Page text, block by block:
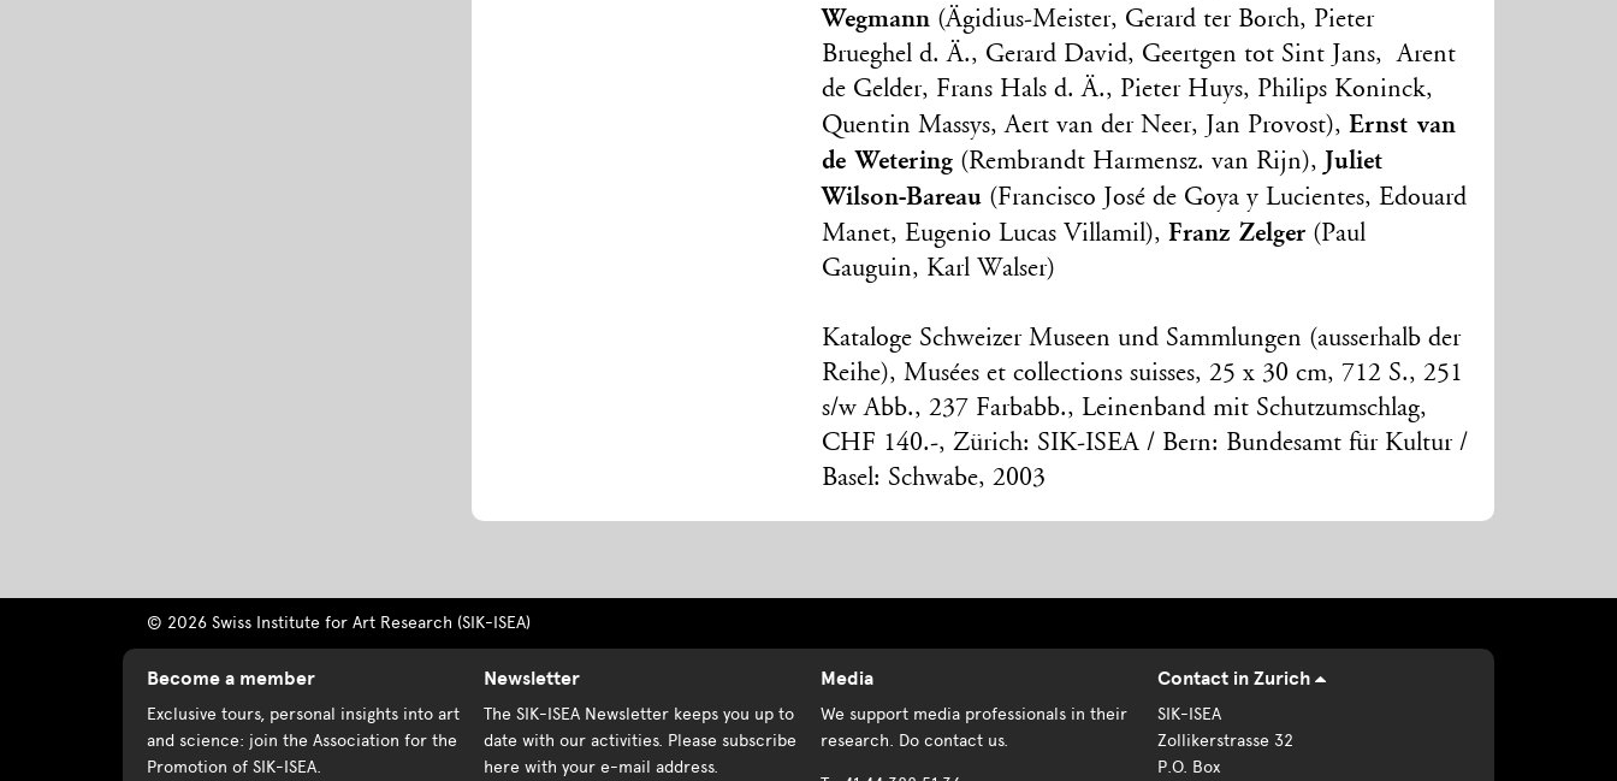
Wegmann (Ägidius-Meister, Gerard ter Borch, Pieter
Brueghel d. Ä., Gerard David, Geertgen tot Sint Jans, Arent
de Gelder, Frans Hals d. Ä., Pieter Huys, Philips Koninck,
Quentin Massys, Aert van der Neer, Jan Provost),Ernst van
de Wetering (Rembrandt Harmensz. van Rijn), Juliet
Wilson-Bareau (Francisco José de Goya y Lucientes, Edouard
Manet, Eugenio Lucas Villamil),Franz Zelger (Paul
Gauguin, Karl Walser)
Kataloge Schweizer Museen und Sammlungen (ausserhalb der
Reihe), Musées et collections suisses, 25 x 30 cm, 712 S., 251
s/w Abb., 237 Farbabb., Leinenband mit Schutzumschlag,
CHF 140.-, Zürich: SIK-ISEA / Bern: Bundesamt für Kultur /
Basel: Schwabe, 2003
© 2026 Swiss Institute for Art Research (SIK-ISEA)
Become a member
Exclusive tours, personal insights into art
and science: join the Association for the
Promotion of SIK-ISEA.
Newsletter
The SIK-ISEA Newsletter keeps you up to
date with our activities. Please subscribe
here with your e-mail address.
Media
We support media professionals in their
research. Do contact us.
Contact in Zurich
SIK-ISEA
Zollikerstrasse 32
P.O. Box